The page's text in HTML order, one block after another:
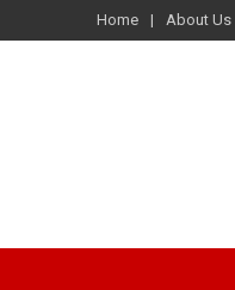
Home About Us